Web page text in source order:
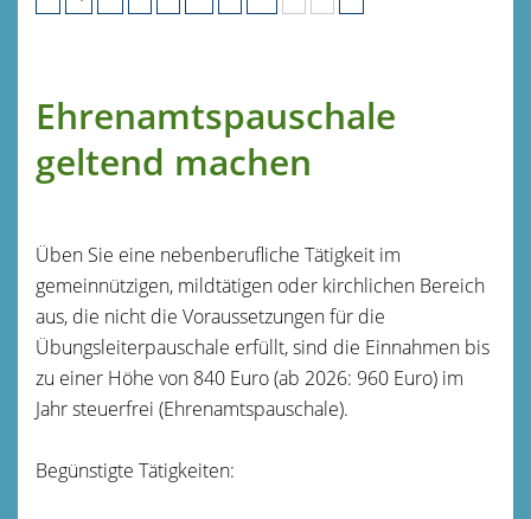
Ehrenamtspauschale
geltend machen
Üben Sie eine nebenberufliche Tätigkeit im
gemeinnützigen, mildtätigen oder kirchlichen Bereich
aus, die nicht die Voraussetzungen für die
Übungsleiterpauschale erfüllt, sind die Einnahmen bis
zu einer Höhe von 840 Euro (ab 2026: 960 Euro) im
Jahr steuerfrei (Ehrenamtspauschale).
Begünstigte Tätigkeiten: